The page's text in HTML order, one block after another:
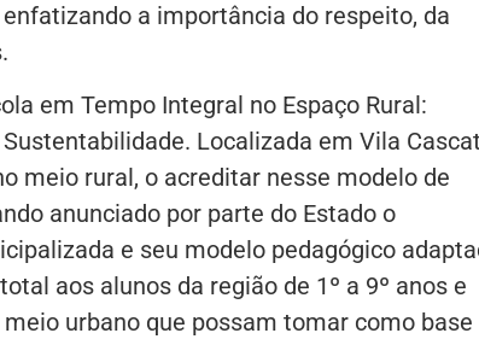
a importância do respeito, da
em Tempo Integral no Espaço Rural:
Localizada em Vila
meio rural, o acreditar nesse modelo de
anunciado por parte do Estado o
e seu modelo pedagógico
aos alunos da região de 1º a 9º anos e
urbano que possam tomar como base